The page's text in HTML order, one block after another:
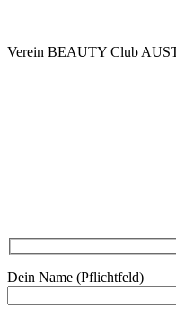
Verein BEAUTY Club
Dein Name (Pflichtfeld)